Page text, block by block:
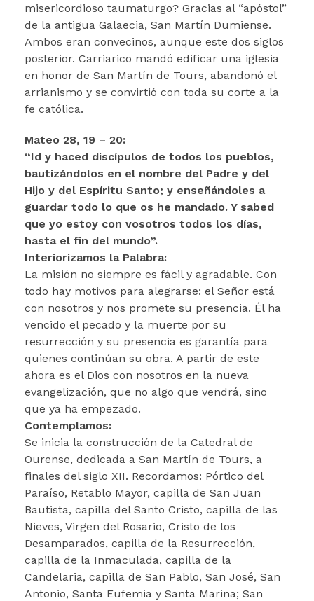
misericordioso taumaturgo? Gracias al “apóstol”
de la antigua Galaecia, San Martín Dumiense.
Ambos eran convecinos, aunque este dos siglos
posterior. Carriarico mandó edificar una iglesia
en honor de San Martín de Tours, abandonó el
arrianismo y se convirtió con toda su corte a la
fe católica.
Mateo 28, 19 – 20:
“Id y haced discípulos de todos los pueblos,
bautizándolos en el nombre del Padre y del
Hijo y del Espíritu Santo; y enseñándoles a
guardar todo lo que os he mandado. Y sabed
que yo estoy con vosotros todos los días,
hasta el fin del mundo”.
Interiorizamos la Palabra:
La misión no siempre es fácil y agradable. Con
todo hay motivos para alegrarse: el Señor está
con nosotros y nos promete su presencia. Él ha
vencido el pecado y la muerte por su
resurrección y su presencia es garantía para
quienes continúan su obra. A partir de este
ahora es el Dios con nosotros en la nueva
evangelización, que no algo que vendrá, sino
que ya ha empezado.
Contemplamos:
Se inicia la construcción de la Catedral de
Ourense, dedicada a San Martín de Tours, a
finales del siglo XII. Recordamos: Pórtico del
Paraíso, Retablo Mayor, capilla de San Juan
Bautista, capilla del Santo Cristo, capilla de las
Nieves, Virgen del Rosario, Cristo de los
Desamparados, capilla de la Resurrección,
capilla de la Inmaculada, capilla de la
Candelaria, capilla de San Pablo, San José, San
Antonio, Santa Eufemia y Santa Marina; San